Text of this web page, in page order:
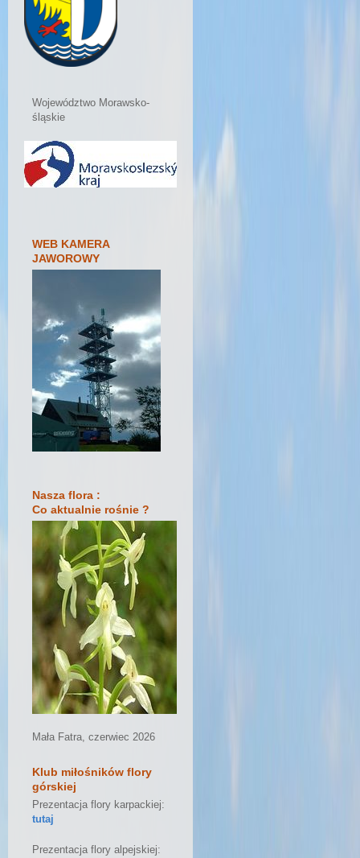
Województwo Morawsko-
śląskie
WEB KAMERA
JAWOROWY
Nasza flora :
Co aktualnie rośnie ?
Mała Fatra, czerwiec 2026
Klub miłośników flory
górskiej
Prezentacja flory karpackiej:
tutaj
Prezentacja flory alpejskiej: